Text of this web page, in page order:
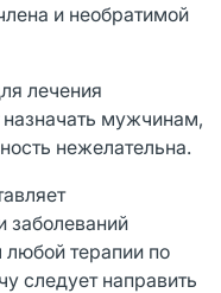
и необратимой
лечения
мужчинам,
нежелательна.
заболеваний
терапии по
следует направить